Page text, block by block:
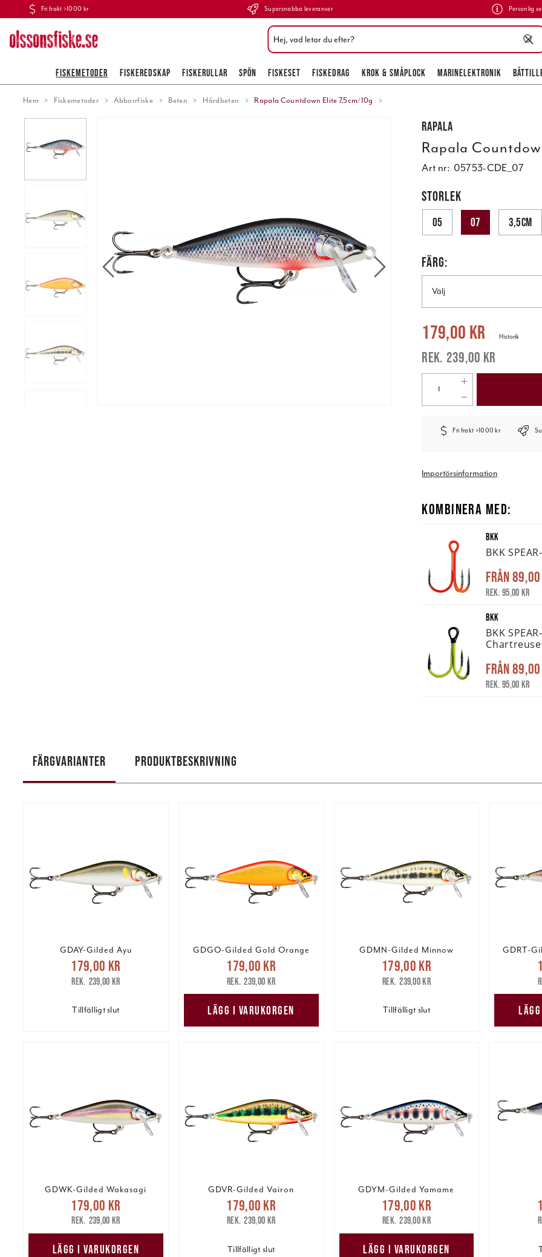
Fri frakt >1000 kr Supersnabba leveranser Personlig
FISKEMETODER FISKEREDSKAP FISKERULLAR SPÖN FISKESET FISKEDRAG KROK & SMÅPLOCK MARINELEKTRONIK
Hem Fiskemetoder Abborrfiske Beten Hårdbeten Rapala Countdown Elite 7,5cm/10g
Rapala
Rapala
Art nr: 05753-CDE_07
STORLEK
05 07 3,5cm
FÄRG:
Välj
Nuvarande pris:179,00 kr
179,00 kr
239,00 kr
Historik
Fri frakt >1000 kr
Importörsinformation
KOMBINERA MED:
BKK
BKK
Från
Rek. 95,00 kr
BKK
BKK
Chartreuse
Från
Rek. 95,00 kr
FÄRGVARIANTER PRODUKTBESKRIVNING
GDAY-Gilded Ayu
Nuvarande pris
179,00 krTidigare pris
239,00 kr
179,00 kr
239,00 kr
Tillfälligt slut
GDGO-Gilded Gold Orange
Nuvarande pris:
179,00 krTidigare pris
239,00 kr
179,00 kr
239,00 kr
LÄGG I VARUKORGEN
GDMN-Gilded Minnow
Nuvarande pris:
179,00 krTidigare pris
239,00 kr
179,00 kr
239,00 kr
Tillfälligt slut
GDRT-
GDWK-Gilded Wakasagi
Nuvarande pris:
179,00 krTidigare pris
239,00 kr
179,00 kr
239,00 kr
LÄGG I VARUKORGEN
GDVR-Gilded Vairon
Nuvarande pris:
179,00 krTidigare pris
239,00 kr
179,00 kr
239,00 kr
Tillfälligt slut
GDYM-Gilded Yamame
Nuvarande pris:
179,00 krTidigare pris
239,00 kr
179,00 kr
239,00 kr
LÄGG I VARUKORGEN